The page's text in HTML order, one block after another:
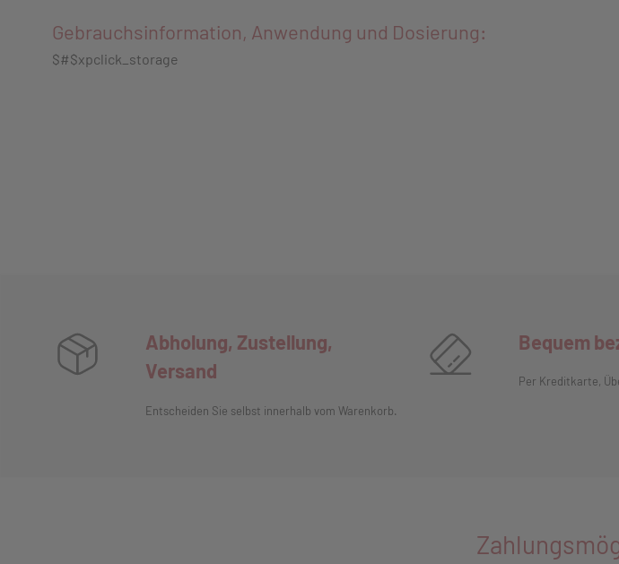
Gebrauchsinformation, Anwendung und Dosierung:
$#$xpclick_storage
Abholung, Zustellung,
Versand
Entscheiden Sie selbst innerhalb vom Warenkorb.
Bequem
Per Kreditkarte,